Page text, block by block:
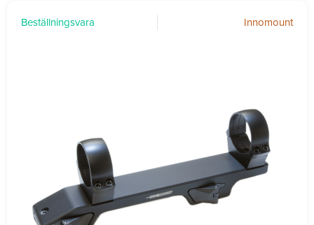
Beställningsvara Innomount